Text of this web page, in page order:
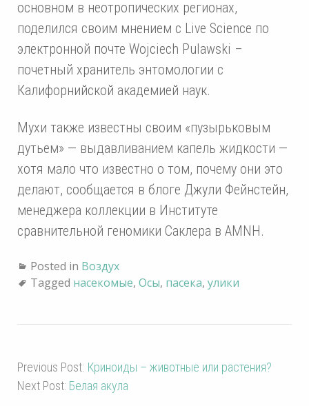
основном в неотропических регионах,
поделился своим мнением с Live Science по
электронной почте Wojciech Pulawski –
почетный хранитель энтомологии с
Калифорнийской академией наук.
Мухи также известны своим «пузырьковым
дутьем» — выдавливанием капель жидкости —
хотя мало что известно о том, почему они это
делают, сообщается в блоге Джули Фейнстейн,
менеджера коллекции в Институте
сравнительной геномики Саклера в AMNH.
Posted in Воздух
Tagged насекомые, Осы, пасека, улики
Previous Post: Криноиды – животные или растения?
Next Post: Белая акула